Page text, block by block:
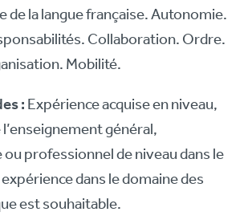
de la langue française. Autonomie.
Collaboration. Ordre.
Mobilité.
:Expérience acquise en niveau,
général,
professionnel de niveau dans le
dans le domaine des
est souhaitable.